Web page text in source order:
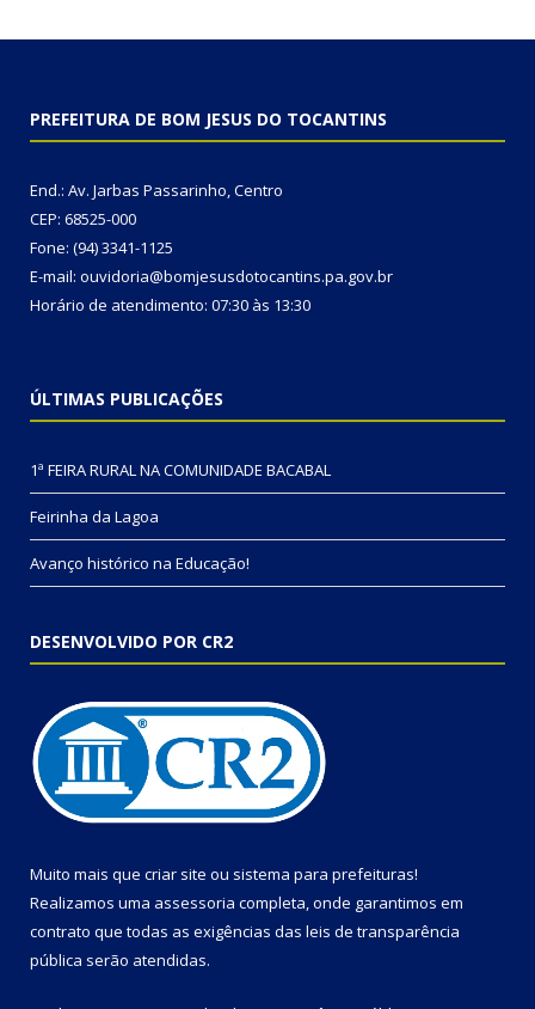
PREFEITURA DE BOM JESUS DO TOCANTINS
End.: Av. Jarbas Passarinho, Centro
CEP: 68525-000
Fone: (94) 3341-1125
E-mail: ouvidoria@bomjesusdotocantins.pa.gov.br
Horário de atendimento: 07:30 às 13:30
ÚLTIMAS PUBLICAÇÕES
1ª FEIRA RURAL NA COMUNIDADE BACABAL
Feirinha da Lagoa
Avanço histórico na Educação!
DESENVOLVIDO POR CR2
Muito mais que criar site ou sistema para prefeituras!
Realizamos uma assessoria completa, onde garantimos em
contrato que todas as exigências das leis de transparência
pública serão atendidas.